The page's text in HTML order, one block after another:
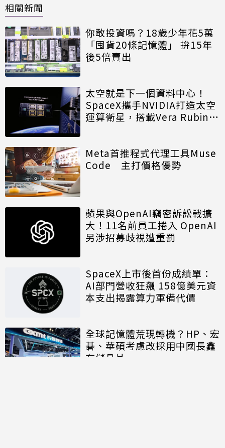
相關新聞
你敢投資嗎？18歲少年花5萬
「囤貨20條記憶體」 拚15年
後5倍賣出
太空就是下一個資料中心！
SpaceX攜手NVIDIA打造太空
運算衛星，搭載Vera Rubin運
Meta首推程式代理工具Muse
Code 主打價格優勢
蘋果與OpenAI竊密訴訟戰擴
大！11名前員工捲入 OpenAI
另涉招募歧視遭重罰
SpaceX上市後首份成績單：
AI部門營收狂飆 158億美元資
本支出揭露算力軍備代價
全球記憶體荒現轉機？HP、宏
碁、華碩考慮改採用中國長鑫
存儲晶片